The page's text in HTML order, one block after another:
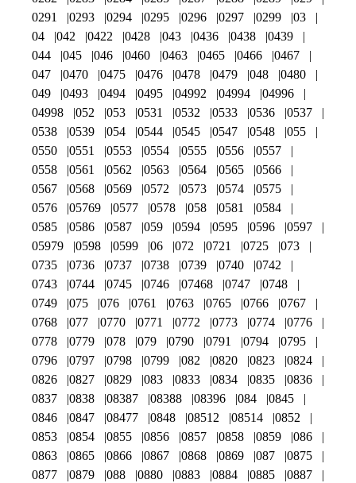
0291
0293 0294 0295 0296 0297 0299
03
04
042 0422 0428 043 0436 0438
0439
044
045 046 0460 0463 0465 0466
0467
047
0470 0475 0476 0478 0479 048
0480
049
0493 0494 0495 04992 04994
04996
04998
052 053 0531 0532 0533 0536
0537
0538
0539 054 0544 0545 0547 0548
055
0550
0551 0553 0554 0555 0556
0557
0558
0561 0562 0563 0564 0565
0566
0567
0568 0569 0572 0573 0574
0575
0576
05769 0577 0578 058 0581
0584
0585
0586 0587 059 0594 0595 0596
0597
05979
0598 0599 06 072 0721 0725
073
0735
0736 0737 0738 0739 0740
0742
0743
0744 0745 0746 07468 0747
0748
0749
075 076 0761 0763 0765 0766
0767
0768
077 0770 0771 0772 0773 0774
0776
0778
0779 078 079 0790 0791 0794
0795
0796
0797 0798 0799 082 0820 0823
0824
0826
0827 0829 083 0833 0834 0835
0836
0837
0838 08387 08388 08396 084
0845
0846
0847 08477 0848 08512 08514
0852
0853
0854 0855 0856 0857 0858 0859
086
0863
0865 0866 0867 0868 0869 087
0875
0877
0879 088 0880 0883 0884 0885
0887